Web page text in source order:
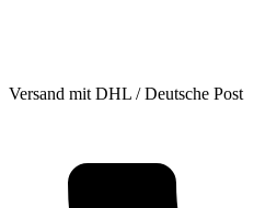
Versand mit DHL / Deutsche Post